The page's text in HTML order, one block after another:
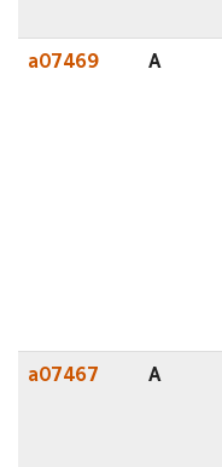
a07469 A
a07467 A